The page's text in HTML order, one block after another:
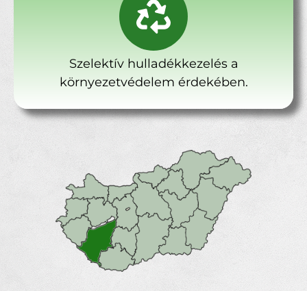
Szelektív hulladékkezelés a
környezetvédelem érdekében.